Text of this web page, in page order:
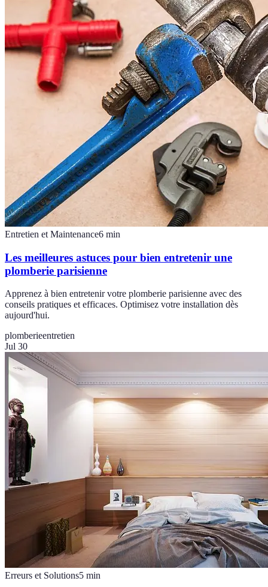
Entretien et Maintenance6 min
Les meilleures astuces pour bien entretenir une
plomberie parisienne
Apprenez à bien entretenir votre plomberie parisienne avec des
conseils pratiques et efficaces. Optimisez votre installation dès
aujourd'hui.
plomberieentretien
Jul 30
Erreurs et Solutions5 min